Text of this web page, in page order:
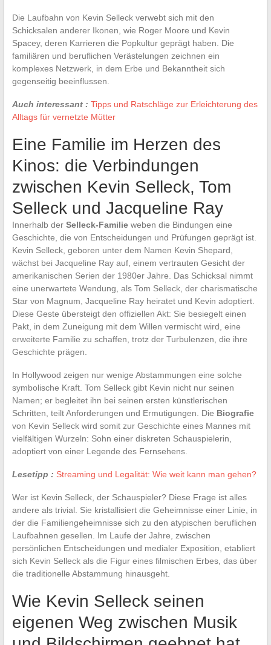
Die Laufbahn von Kevin Selleck verwebt sich mit den
Schicksalen anderer Ikonen, wie Roger Moore und Kevin
Spacey, deren Karrieren die Popkultur geprägt haben. Die
familiären und beruflichen Verästelungen zeichnen ein
komplexes Netzwerk, in dem Erbe und Bekanntheit sich
gegenseitig beeinflussen.
Auch interessant : Tipps und Ratschläge zur Erleichterung des
Alltags für vernetzte Mütter
Eine Familie im Herzen des
Kinos: die Verbindungen
zwischen Kevin Selleck, Tom
Selleck und Jacqueline Ray
Innerhalb der Selleck-Familieweben die Bindungen eine
Geschichte, die von Entscheidungen und Prüfungen geprägt ist.
Kevin Selleck, geboren unter dem Namen Kevin Shepard,
wächst bei Jacqueline Ray auf, einem vertrauten Gesicht der
amerikanischen Serien der 1980er Jahre. Das Schicksal nimmt
eine unerwartete Wendung, als Tom Selleck, der charismatische
Star von Magnum, Jacqueline Ray heiratet und Kevin adoptiert.
Diese Geste übersteigt den offiziellen Akt: Sie besiegelt einen
Pakt, in dem Zuneigung mit dem Willen vermischt wird, eine
erweiterte Familie zu schaffen, trotz der Turbulenzen, die ihre
Geschichte prägen.
In Hollywood zeigen nur wenige Abstammungen eine solche
symbolische Kraft. Tom Selleck gibt Kevin nicht nur seinen
Namen; er begleitet ihn bei seinen ersten künstlerischen
Schritten, teilt Anforderungen und Ermutigungen. Die Biografie
von Kevin Selleck wird somit zur Geschichte eines Mannes mit
vielfältigen Wurzeln: Sohn einer diskreten Schauspielerin,
adoptiert von einer Legende des Fernsehens.
Lesetipp : Streaming und Legalität: Wie weit kann man gehen?
Wer ist Kevin Selleck, der Schauspieler? Diese Frage ist alles
andere als trivial. Sie kristallisiert die Geheimnisse einer Linie, in
der die Familiengeheimnisse sich zu den atypischen beruflichen
Laufbahnen gesellen. Im Laufe der Jahre, zwischen
persönlichen Entscheidungen und medialer Exposition, etabliert
sich Kevin Selleck als die Figur eines filmischen Erbes, das über
die traditionelle Abstammung hinausgeht.
Wie Kevin Selleck seinen
eigenen Weg zwischen Musik